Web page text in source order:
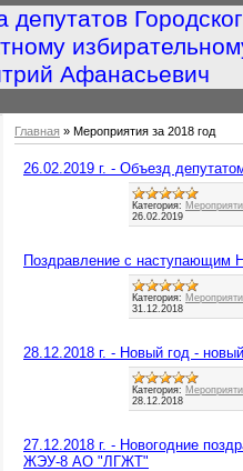
депутатов
Афанасьевич
Главная » Мероприятия за 2018 год
26.02.2019 г. - Объезд
Категория:
26.02.2019
Поздравление с наступающим
Категория:
31.12.2018
28.12.2018 г. - Новый год -
Категория:
28.12.2018
27.12.2018 г. - Новогодние
ЖЭУ-8 АО "ЛГЖТ"